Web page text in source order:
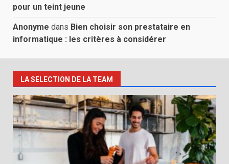
pour un teint jeune
Anonyme dans Bien choisir son prestataire en
informatique : les critères à considérer
LA SELECTION DE LA TEAM